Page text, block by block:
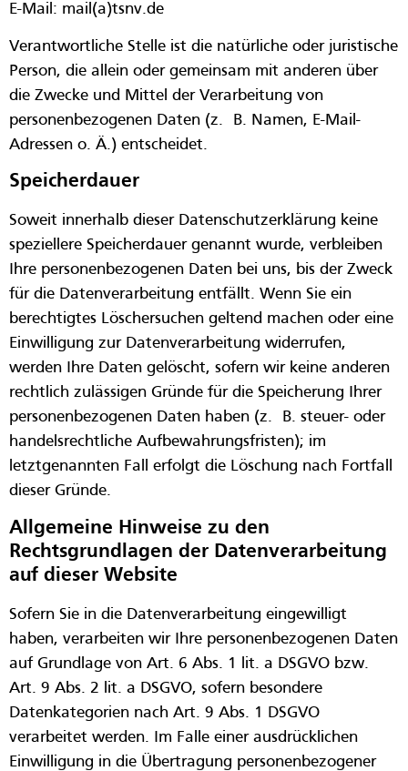
E-Mail: mail(a)tsnv.de
Verantwortliche Stelle ist die natürliche oder juristische
Person, die allein oder gemeinsam mit anderen über
die Zwecke und Mittel der Verarbeitung von
personenbezogenen Daten (z. B. Namen, E-Mail-
Adressen o. Ä.) entscheidet.
Speicherdauer
Soweit innerhalb dieser Datenschutzerklärung keine
speziellere Speicherdauer genannt wurde, verbleiben
Ihre personenbezogenen Daten bei uns, bis der Zweck
für die Datenverarbeitung entfällt. Wenn Sie ein
berechtigtes Löschersuchen geltend machen oder eine
Einwilligung zur Datenverarbeitung widerrufen,
werden Ihre Daten gelöscht, sofern wir keine anderen
rechtlich zulässigen Gründe für die Speicherung Ihrer
personenbezogenen Daten haben (z. B. steuer- oder
handelsrechtliche Aufbewahrungsfristen); im
letztgenannten Fall erfolgt die Löschung nach Fortfall
dieser Gründe.
Allgemeine Hinweise zu den
Rechtsgrundlagen der Datenverarbeitung
auf dieser Website
Sofern Sie in die Datenverarbeitung eingewilligt
haben, verarbeiten wir Ihre personenbezogenen Daten
auf Grundlage von Art. 6 Abs. 1 lit. a DSGVO bzw.
Art. 9 Abs. 2 lit. a DSGVO, sofern besondere
Datenkategorien nach Art. 9 Abs. 1 DSGVO
verarbeitet werden. Im Falle einer ausdrücklichen
Einwilligung in die Übertragung personenbezogener